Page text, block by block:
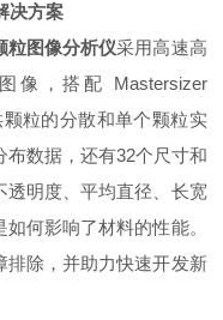
决方案
粒图像分析仪采用高速高
像，搭配 Mastersizer
粒的分散和单个颗粒实
数据，还有32个尺寸和
透明度、平均直径、长宽
何影响了材料的性能。
排除，并助力快速开发新